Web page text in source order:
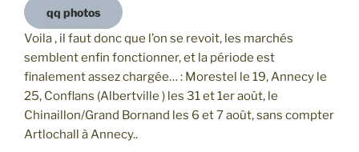
qq photos
Voila , il faut donc que l’on se revoit, les marchés
semblent enfin fonctionner, et la période est
finalement assez chargée… : Morestel le 19, Annecy le
25, Conflans (Albertville ) les 31 et 1er août, le
Chinaillon/Grand Bornand les 6 et 7 août, sans compter
Artlochall à Annecy..